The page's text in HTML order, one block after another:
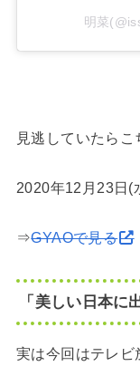
明菜
見逃していたらこ
2020年12月23日(
⇒GYAOで見る
「美しい日本に
実は今回はテレビ